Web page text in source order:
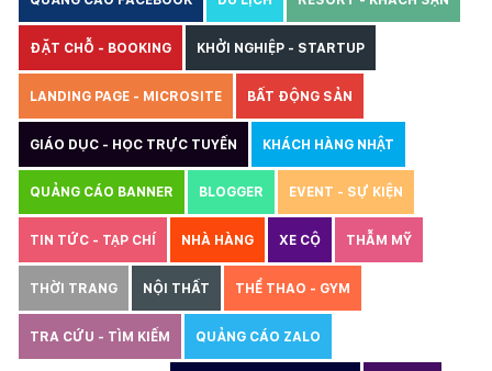
ĐẶT CHỖ - BOOKING KHỞI NGHIỆP - STARTUP
LANDING PAGE - MICROSITE BẤT ĐỘNG SẢN
GIÁO DỤC - HỌC TRỰC TUYẾN KHÁCH HÀNG NHẬT
QUẢNG CÁO BANNER BLOGGER EVENT - SỰ KIỆN
TIN TỨC - TẠP CHÍ NHÀ HÀNG XE CỘ THẪM MỸ
THỜI TRANG NỘI THẤT THỂ THAO - GYM
TRA CỨU - TÌM KIẾM QUẢNG CÁO ZALO